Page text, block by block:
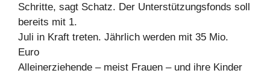
Schritte, sagt Schatz. Der Unterstützungsfonds soll
bereits mit 1.
Juli in Kraft treten. Jährlich werden mit 35 Mio.
Euro
Alleinerziehende – meist Frauen – und ihre Kinder